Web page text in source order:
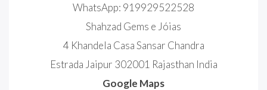
WhatsApp: 919929522528
Shahzad Gems e Jóias
4 Khandela Casa Sansar Chandra
Estrada Jaipur 302001 Rajasthan India
Google Maps